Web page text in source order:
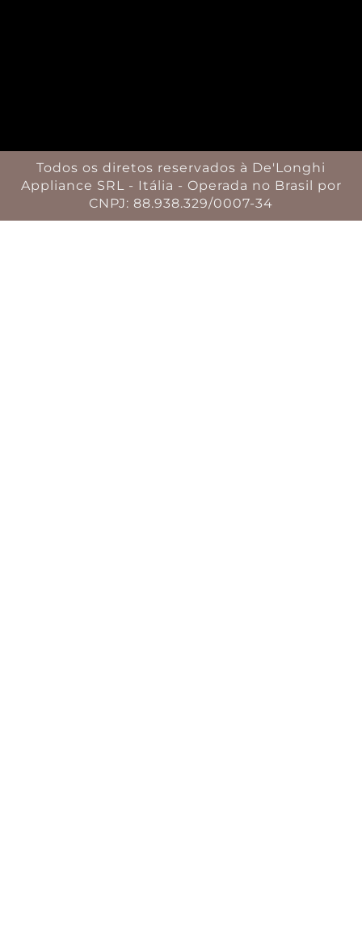
Todos os diretos reservados à De'Longhi
Appliance SRL - Itália - Operada no Brasil por
CNPJ: 88.938.329/0007-34